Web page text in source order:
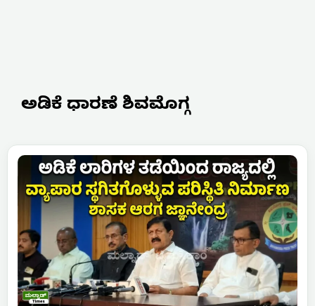
ಅಡಿಕೆ ಧಾರಣೆ ಶಿವಮೊಗ್ಗ